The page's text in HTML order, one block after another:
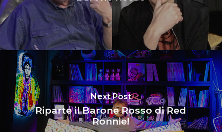
Next Post
Riparte il Barone Rosso di Red
Ronnie!